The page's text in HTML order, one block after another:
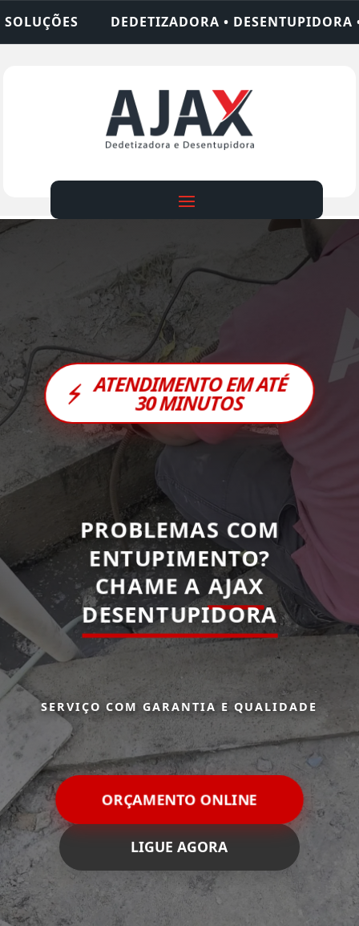
• DESENTUPIDORA • LIMPEZA DE FOSSA •
⚡ ATENDIMENTO EM ATÉ
30 MINUTOS
PROBLEMAS COM
ENTUPIMENTO?
CHAME A AJAX
DESENTUPIDORA
SERVIÇO COM GARANTIA E QUALIDADE
ORÇAMENTO ONLINE
LIGUE AGORA